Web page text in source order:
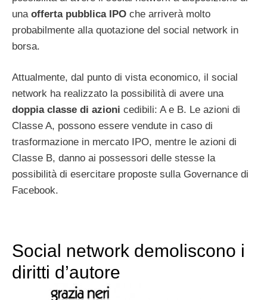
unaofferta pubblica IPO che arriverà molto
probabilmente alla quotazione del social network in
borsa.
Attualmente, dal punto di vista economico, il social
network ha realizzato la possibilità di avere una
doppia classe di azioni cedibili: A e B. Le azioni di
Classe A, possono essere vendute in caso di
trasformazione in mercato IPO, mentre le azioni di
Classe B, danno ai possessori delle stesse la
possibilità di esercitare proposte sulla Governance di
Facebook.
Social network demoliscono i
diritti d’autore